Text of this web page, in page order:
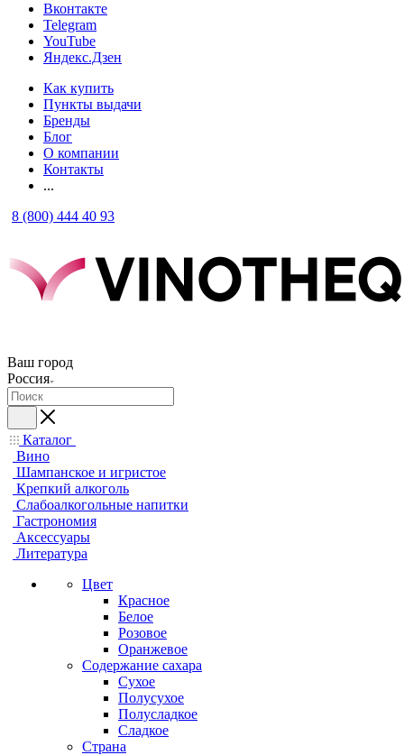
Вконтакте
Telegram
YouTube
Яндекс.Дзен
Как купить
Пункты выдачи
Бренды
Блог
О компании
Контакты
...
8 (800) 444 40 93
Ваш город
Россия
Каталог
Вино
Шампанское и игристое
Крепкий алкоголь
Слабоалкогольные напитки
Гастрономия
Аксессуары
Литература
Цвет
Красное
Белое
Розовое
Оранжевое
Содержание сахара
Сухое
Полусухое
Полусладкое
Сладкое
Страна